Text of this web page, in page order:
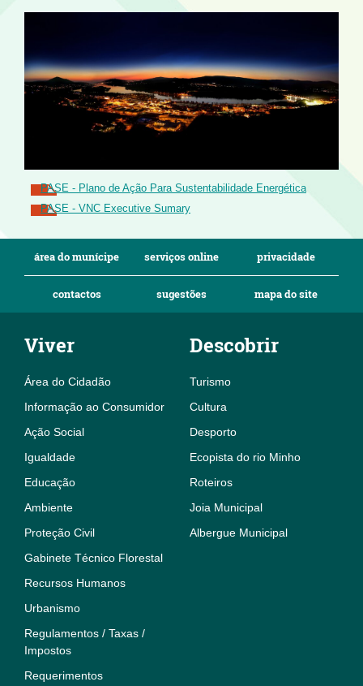
PASE - Plano de Ação Para Sustentabilidade Energética
PASE - VNC Executive Sumary
área do munícipe serviços online privacidade
contactos sugestões mapa do site
Viver
Área do Cidadão
Informação ao Consumidor
Ação Social
Igualdade
Educação
Ambiente
Proteção Civil
Gabinete Técnico Florestal
Recursos Humanos
Urbanismo
Regulamentos / Taxas /
Impostos
Requerimentos
Descobrir
Turismo
Cultura
Desporto
Ecopista do rio Minho
Roteiros
Joia Municipal
Albergue Municipal